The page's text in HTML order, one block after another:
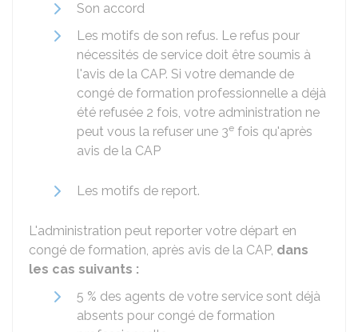
Son accord
Les motifs de son refus. Le refus pour
nécessités de service doit être soumis à
l'avis de la CAP. Si votre demande de
congé de formation professionnelle a déjà
été refusée 2 fois, votre administration ne
peut vous la refuser une 3e fois qu'après
avis de la CAP
Les motifs de report.
L'administration peut reporter votre départ en
congé de formation, après avis de la CAP, dans
les cas suivants :
5 % des agents de votre service sont déjà
absents pour congé de formation